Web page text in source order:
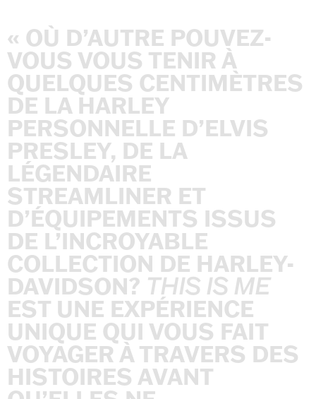
« OÙ D’AUTRE POUVEZ-
VOUS VOUS TENIR À
QUELQUES CENTIMÈTRES
DE LA HARLEY
PERSONNELLE D’ELVIS
PRESLEY, DE LA
LÉGENDAIRE
STREAMLINER ET
D’ÉQUIPEMENTS ISSUS
DE L’INCROYABLE
COLLECTION DE HARLEY-
DAVIDSON? THIS IS ME
EST UNE EXPÉRIENCE
UNIQUE QUI VOUS FAIT
VOYAGER À TRAVERS DES
HISTOIRES AVANT